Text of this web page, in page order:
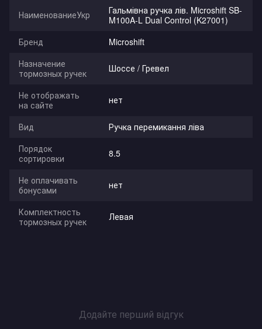
НаименованиеУкр
Гальмівна ручка лів. Microshift SB-
M100A-L Dual Control (K27001)
Бренд
Microshift
Назначение
тормозных ручек
Шоссе / Гревел
Не отображать
на сайте
нет
Вид
Ручка перемикання ліва
Порядок
сортировки
8.5
Не оплачивать
бонусами
нет
Комплектность
тормозных ручек
Левая
Додайте перший відгук